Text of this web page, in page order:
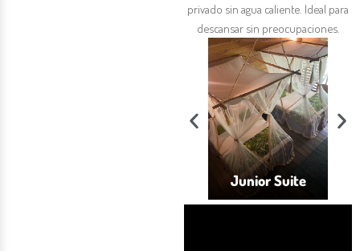
privado sinagua caliente. Ideal para
descansarsin preocupaciones.
Junior Suite